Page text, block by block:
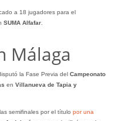
a 18 jugadores para el
SUMA Alfafar.
Málaga
la Fase Previa del Campeonato
en Villanueva de Tapia y
semifinales por el título por una